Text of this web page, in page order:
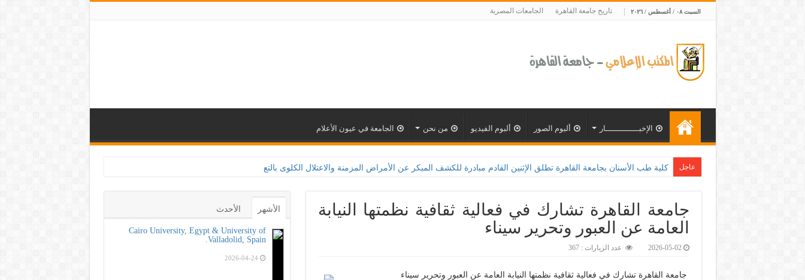
السبت ٠٨ / أغسطس / ٢٠٢٦ تاريخ جامعة القاهرة الجامعات المصرية
الإخبــــــــــــــار ألبوم الصور ألبوم الفيديو من نحن الجامعة في عيون الأعلام
عاجل
جامعة القاهرة تشارك في فعالية ثقافية نظمتها النيابة
العامة عن العبور وتحرير سيناء
2026-05-02 عدد الزيارات : 367
جامعة القاهرة تشارك في فعالية ثقافية نظمتها النيابة العامة عن العبور وتحرير سيناء
الأشهر الأحدث
Cairo University, Egypt & University of
Valladolid, Spain.
2026-04-24